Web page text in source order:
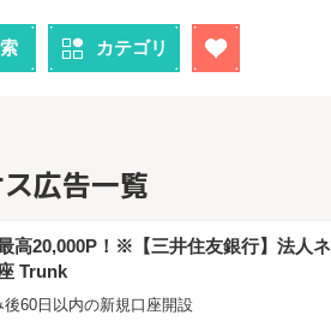
カテゴリ
広告一覧
高20,000P！※【三井住友銀行】法人ネ
Trunk
後60日以内の新規口座開設